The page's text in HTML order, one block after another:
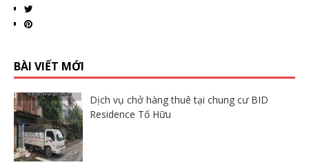
BÀI VIẾT MỚI
Dịch vụ chở hàng thuê tại chung cư BID
Residence Tố Hữu